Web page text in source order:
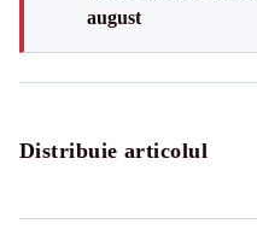
august
Distribuie articolul